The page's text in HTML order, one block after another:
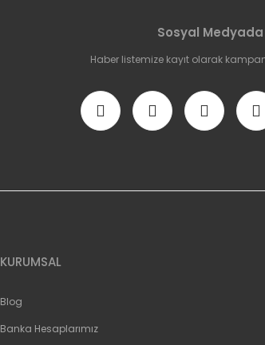
Sosyal
Haber listemize kayıt olarak
KURUMSAL
Blog
Banka Hesaplarımız